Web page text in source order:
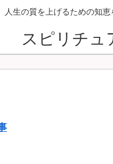
人生の質を上げるための知
スピリチ